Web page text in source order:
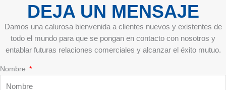
DEJA UN MENSAJE
Damos una calurosa bienvenida a clientes nuevos y existentes de
todo el mundo para que se pongan en contacto con nosotros y
entablar futuras relaciones comerciales y alcanzar el éxito mutuo.
Nombre